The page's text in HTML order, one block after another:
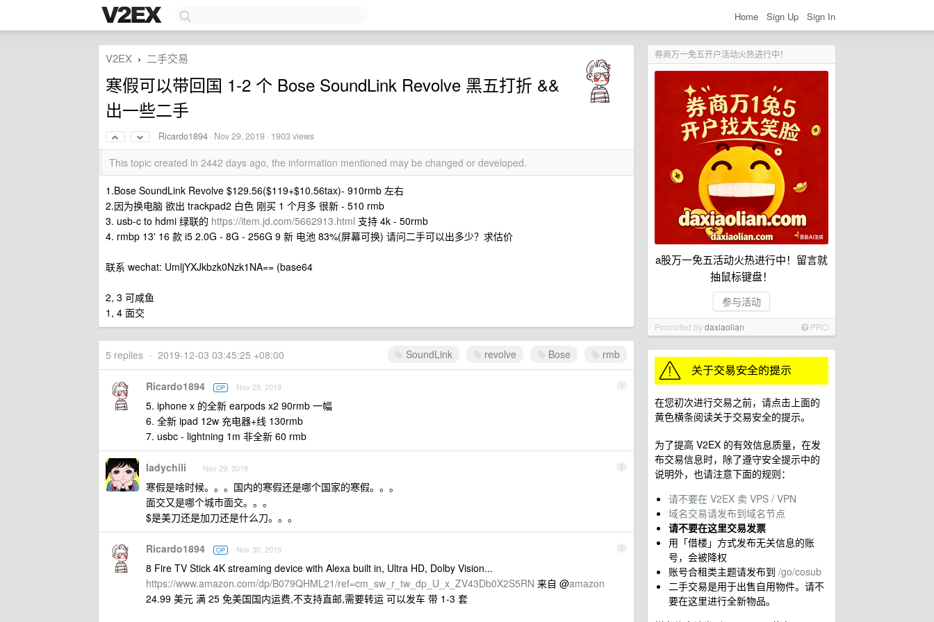
Home Sign Up Sign In
券商万一免五开户活动火热进行中！
a股万一免五活动火热进行中！留言就
抽鼠标键盘！
参与活动
Promoted bydaxiaolian PRO
在您初次进行交易之前，请点击上面的
黄色横条阅读关于交易安全的提示。
为了提高 V2EX 的有效信息质量，在发
布交易信息时，除了遵守安全提示中的
说明外，也请注意下面的规则：
请不要在 V2EX 卖 VPS / VPN
域名交易请发布到域名节点
请不要在这里交易发票
用「借楼」方式发布无关信息的账
号，会被降权
账号合租类主题请发布到 /go/cosub
二手交易是用于出售自用物件。请不
要在这里进行全新物品。
V2EX › 二手交易
寒假可以带回国 1-2 个 Bose SoundLink Revolve 黑五打折 &&
出一些二手
Ricardo1894 · Nov 29, 2019 · 1903 views
This topic created in 2442 days ago, the information mentioned may be changed or developed.
1.Bose SoundLink Revolve $129.56($119+$10.56tax)- 910rmb 左右
2.因为换电脑 欲出 trackpad2 白色 刚买 1 个月多 很新 - 510 rmb
3. usb-c to hdmi 绿联的 https://item.jd.com/5662913.html 支持 4k - 50rmb
4. rmbp 13' 16 款 i5 2.0G - 8G - 256G 9 新 电池 83%(屏幕可换) 请问二手可以出多少？求估价
联系 wechat: UmljYXJkbzk0Nzk1NA== (base64
2, 3 可咸鱼
1, 4 面交
SoundLink revolve Bose rmb
5 replies • 2019-12-03 03:45:25 +08:00
1
Ricardo1894 OP Nov 29, 2019
5. iphone x 的全新 earpods x2 90rmb 一幅
6. 全新 ipad 12w 充电器+线 130rmb
7. usbc - lightning 1m 非全新 60 rmb
2
ladychili Nov 29, 2019
寒假是啥时候。。。国内的寒假还是哪个国家的寒假。。。
面交又是哪个城市面交。。。
$是美刀还是加刀还是什么刀。。。
3
Ricardo1894 OP Nov 30, 2019
8 Fire TV Stick 4K streaming device with Alexa built in, Ultra HD, Dolby Vision...
https://www.amazon.com/dp/B079QHML21/ref=cm_sw_r_tw_dp_U_x_ZV43Db0X2S5RN 来自 @amazon
24.99 美元 满 25 免美国国内运费,不支持直邮,需要转运 可以发车 带 1-3 套